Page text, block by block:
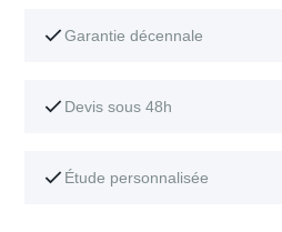
Garantie décennale
Devis sous 48h
Étude personnalisée